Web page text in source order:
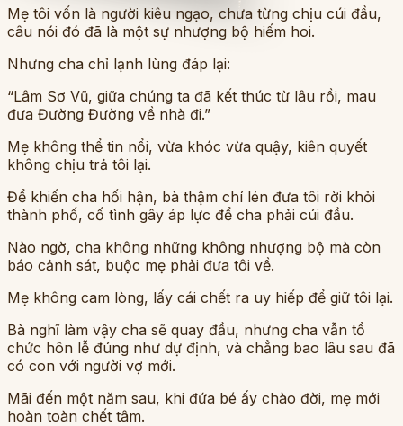
Mẹ tôi vốn là người kiêu ngạo, chưa từng chịu cúi đầu,
câu nói đó đã là một sự nhượng bộ hiếm hoi.
Nhưng cha chỉ lạnh lùng đáp lại:
“Lâm Sơ Vũ, giữa chúng ta đã kết thúc từ lâu rồi, mau
đưa Đường Đường về nhà đi.”
Mẹ không thể tin nổi, vừa khóc vừa quậy, kiên quyết
không chịu trả tôi lại.
Để khiến cha hối hận, bà thậm chí lén đưa tôi rời khỏi
thành phố, cố tình gây áp lực để cha phải cúi đầu.
Nào ngờ, cha không những không nhượng bộ mà còn
báo cảnh sát, buộc mẹ phải đưa tôi về.
Mẹ không cam lòng, lấy cái chết ra uy hiếp để giữ tôi lại.
Bà nghĩ làm vậy cha sẽ quay đầu, nhưng cha vẫn tổ
chức hôn lễ đúng như dự định, và chẳng bao lâu sau đã
có con với người vợ mới.
Mãi đến một năm sau, khi đứa bé ấy chào đời, mẹ mới
hoàn toàn chết tâm.